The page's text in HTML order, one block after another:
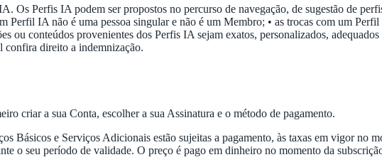
Os Perfis IA podem ser propostos no percurso de navegação, de sugestão de
Perfil IA não é uma pessoa singular e não é um Membro; • as trocas com um
ou conteúdos provenientes dos Perfis IA sejam exatos, personalizados,
confira direito a indemnização.
criar a sua Conta, escolher a sua Assinatura e o método de pagamento.
Básicos e Serviços Adicionais estão sujeitas a pagamento, às taxas em vigor no
o seu período de validade. O preço é pago em dinheiro no momento da